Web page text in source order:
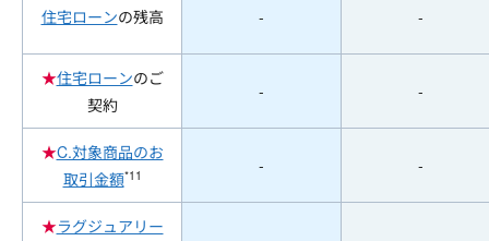
住宅ローンの残高 - -
★住宅ローンのご
契約
- -
★C.対象商品のお
取引金額*11 - -
★ラグジュアリー